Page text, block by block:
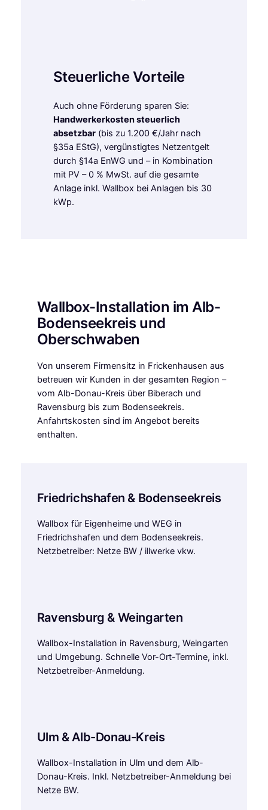
Steuerliche Vorteile
Auch ohne Förderung sparen Sie:
Handwerkerkosten steuerlich
absetzbar(bis zu 1.200 €/Jahr nach
§35a EStG), vergünstigtes Netzentgelt
durch §14a EnWG und – in Kombination
mit PV – 0 % MwSt. auf die gesamte
Anlage inkl. Wallbox bei Anlagen bis 30
kWp.
Wallbox-Installation im Alb-
Bodenseekreis und
Oberschwaben
Von unserem Firmensitz in Frickenhausen aus
betreuen wir Kunden in der gesamten Region –
vom Alb-Donau-Kreis über Biberach und
Ravensburg bis zum Bodenseekreis.
Anfahrtskosten sind im Angebot bereits
enthalten.
Friedrichshafen & Bodenseekreis
Wallbox für Eigenheime und WEG in
Friedrichshafen und dem Bodenseekreis.
Netzbetreiber: Netze BW / illwerke vkw.
Ravensburg & Weingarten
Wallbox-Installation in Ravensburg, Weingarten
und Umgebung. Schnelle Vor-Ort-Termine, inkl.
Netzbetreiber-Anmeldung.
Ulm & Alb-Donau-Kreis
Wallbox-Installation in Ulm und dem Alb-
Donau-Kreis. Inkl. Netzbetreiber-Anmeldung bei
Netze BW.